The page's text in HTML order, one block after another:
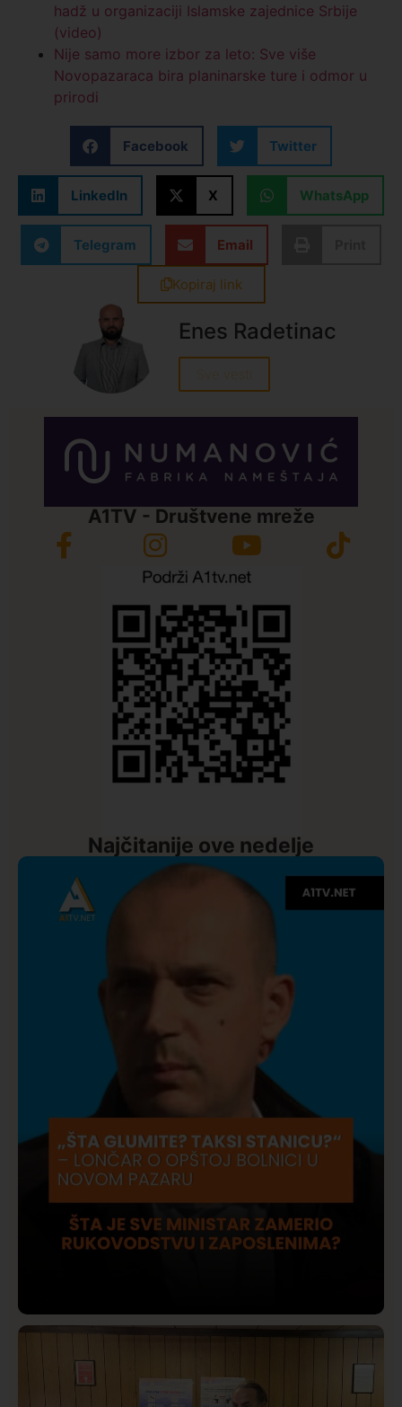
hadž u organizaciji Islamske zajednice Srbije
(video)
Nije samo more izbor za leto: Sve više
Novopazaraca bira planinarske ture i odmor u
prirodi
Facebook Twitter
LinkedIn X WhatsApp
Telegram Email
Kopiraj link
Enes Radetinac
Sve vesti
A1TV - Društvene mreže
Najčitanije ove nedelje
Lončar o Opštoj bolnici u Novom Pazaru: „Šta glumite?